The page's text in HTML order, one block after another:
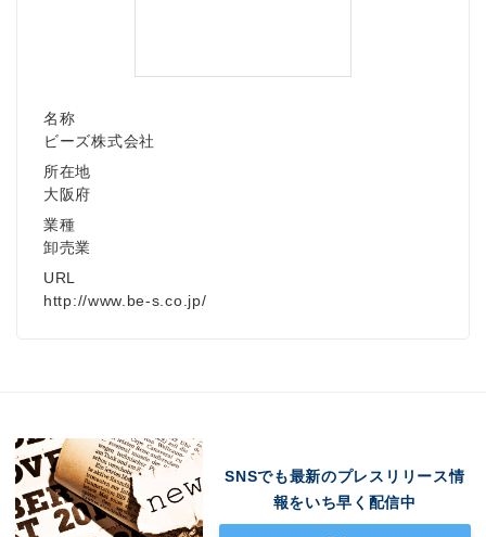
名称
ビーズ株式会社
所在地
大阪府
業種
卸売業
URL
http://www.be-s.co.jp/
SNSでも最新のプレスリリース情
報をいち早く配信中